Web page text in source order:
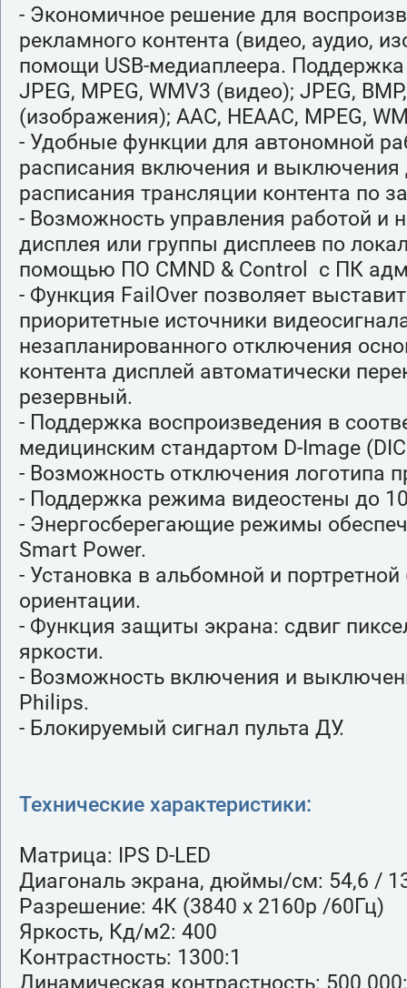
- Экономичное решение для
рекламного контента (видео, аудио,
помощи USB-медиаплеера.
JPEG, MPEG, WMV3 (видео); JPEG,
(изображения); AAC, HEAAC, MPEG,
- Удобные функции для автономной
расписания включения и выключения
расписания трансляции контента по
- Возможность управления работой и
дисплея или группы дисплеев по
помощью ПО CMND & Control с ПК
- Функция FailOver позволяет
приоритетные источники
незапланированного отключения
контента дисплей автоматически
резервный.
- Поддержка воспроизведения в
медицинским стандартом D-Image
- Возможность отключения логотипа
- Поддержка режима видеостены до
- Энергосберегающие режимы
Smart Power.
- Установка в альбомной и
ориентации.
- Функция защиты экрана: сдвиг
яркости.
- Возможность включения и
Philips.
- Блокируемый сигнал пульта ДУ.
Технические характеристики:
Матрица: IPS D-LED
Диагональ экрана, дюймы/см: 54,6 /
Разрешение: 4К (3840 x 2160p /60Гц)
Яркость, Кд/м2: 400
Контрастность: 1300:1
Динамическая контрастность: 500